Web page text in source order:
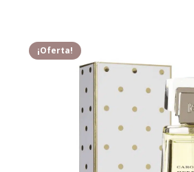
¡Oferta!